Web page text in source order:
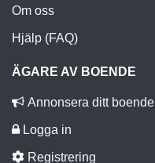
Om oss
Hjälp (FAQ)
ÄGARE AV BOENDE
Annonsera ditt boende
Logga in
Registrering